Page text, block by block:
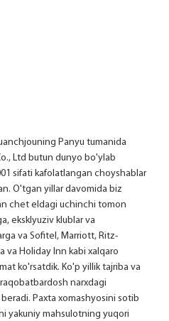
Ltd butun dunyo bo'ylab
sifati kafolatlangan choyshablar
O'tgan yillar davomida biz
chet eldagi uchinchi tomon
eksklyuziv klublar va
va Sofitel, Marriott, Ritz-
va Holiday Inn kabi xalqaro
ko'rsatdik. Ko'p yillik tajriba va
narxdagi
Paxta xomashyosini sotib
yakuniy mahsulotning yuqori